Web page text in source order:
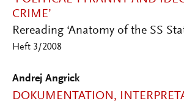
CRIME’
Rereading ‘Anatomy of the SS
Heft 3/2008
Andrej Angrick
DOKUMENTATION,